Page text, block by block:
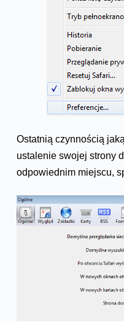
Ostatnią czynnością
ustalenie swojej strony
odpowiednim miejscu,